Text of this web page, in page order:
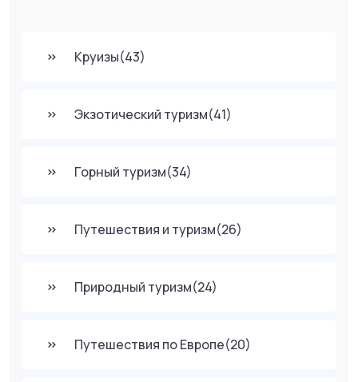
Круизы(43)
Экзотический туризм(41)
Горный туризм(34)
Путешествия и туризм(26)
Природный туризм(24)
Путешествия по Европе(20)